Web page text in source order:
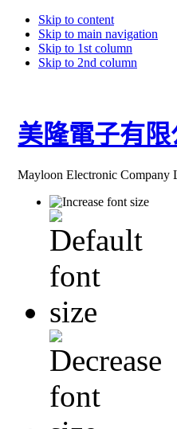
Skip to content
Skip to main navigation
Skip to 1st column
Skip to 2nd column
美隆電子有限
Mayloon Electronic Company